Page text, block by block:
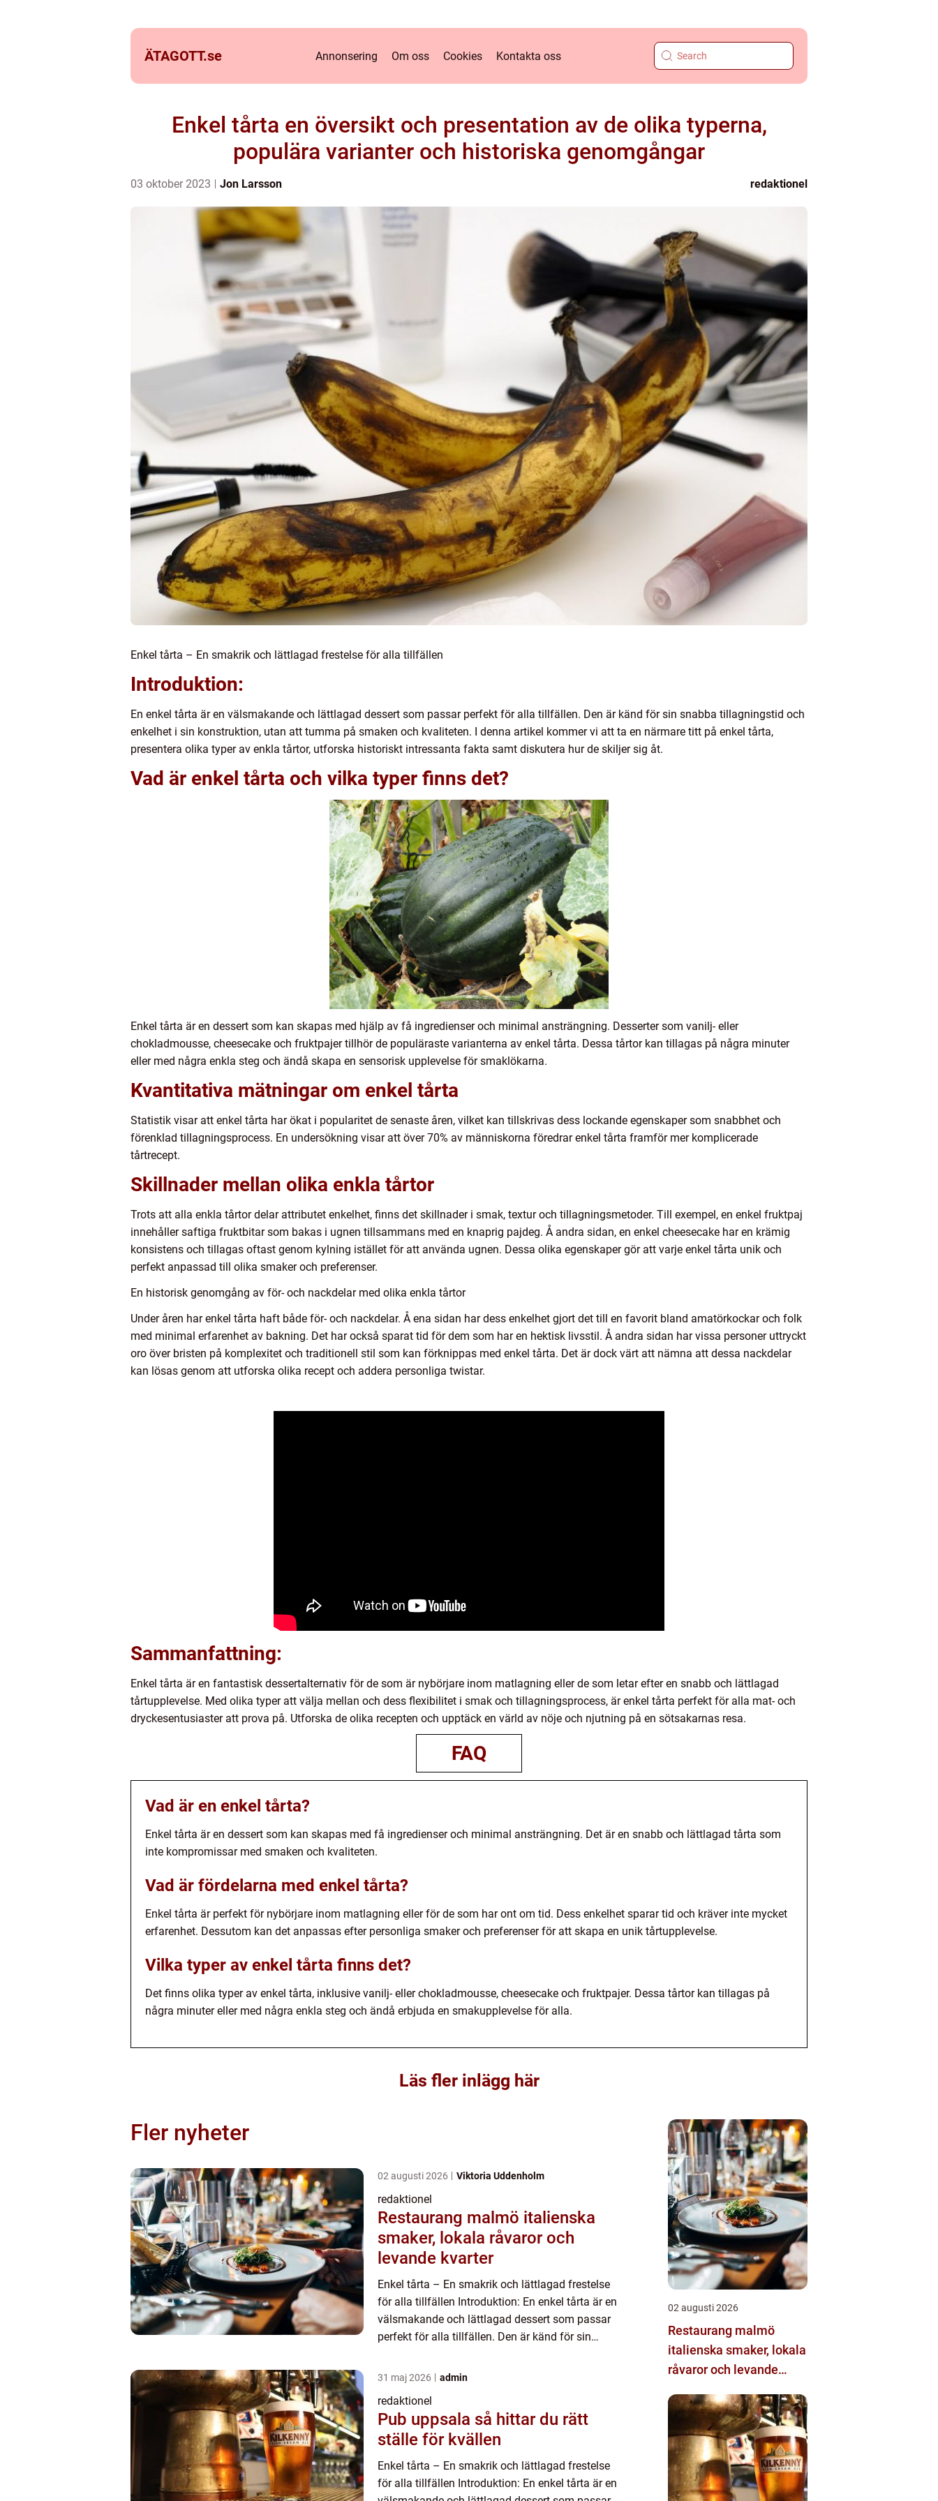
ÄTAGOTT.se Annonsering Om oss Cookies Kontakta oss
Enkel tårta en översikt och presentation av de olika typerna,
populära varianter och historiska genomgångar
03 oktober 2023 Jon Larsson redaktionel
Enkel tårta – En smakrik och lättlagad frestelse för alla tillfällen
Introduktion:
En enkel tårta är en välsmakande och lättlagad dessert som passar perfekt för alla tillfällen. Den är känd för sin snabba tillagningstid och
enkelhet i sin konstruktion, utan att tumma på smaken och kvaliteten. I denna artikel kommer vi att ta en närmare titt på enkel tårta,
presentera olika typer av enkla tårtor, utforska historiskt intressanta fakta samt diskutera hur de skiljer sig åt.
Vad är enkel tårta och vilka typer finns det?
Enkel tårta är en dessert som kan skapas med hjälp av få ingredienser och minimal ansträngning. Desserter som vanilj- eller
chokladmousse, cheesecake och fruktpajer tillhör de populäraste varianterna av enkel tårta. Dessa tårtor kan tillagas på några minuter
eller med några enkla steg och ändå skapa en sensorisk upplevelse för smaklökarna.
Kvantitativa mätningar om enkel tårta
Statistik visar att enkel tårta har ökat i popularitet de senaste åren, vilket kan tillskrivas dess lockande egenskaper som snabbhet och
förenklad tillagningsprocess. En undersökning visar att över 70% av människorna föredrar enkel tårta framför mer komplicerade
tårtrecept.
Skillnader mellan olika enkla tårtor
Trots att alla enkla tårtor delar attributet enkelhet, finns det skillnader i smak, textur och tillagningsmetoder. Till exempel, en enkel fruktpaj
innehåller saftiga fruktbitar som bakas i ugnen tillsammans med en knaprig pajdeg. Å andra sidan, en enkel cheesecake har en krämig
konsistens och tillagas oftast genom kylning istället för att använda ugnen. Dessa olika egenskaper gör att varje enkel tårta unik och
perfekt anpassad till olika smaker och preferenser.
En historisk genomgång av för- och nackdelar med olika enkla tårtor
Under åren har enkel tårta haft både för- och nackdelar. Å ena sidan har dess enkelhet gjort det till en favorit bland amatörkockar och folk
med minimal erfarenhet av bakning. Det har också sparat tid för dem som har en hektisk livsstil. Å andra sidan har vissa personer uttryckt
oro över bristen på komplexitet och traditionell stil som kan förknippas med enkel tårta. Det är dock värt att nämna att dessa nackdelar
kan lösas genom att utforska olika recept och addera personliga twistar.
Sammanfattning:
Enkel tårta är en fantastisk dessertalternativ för de som är nybörjare inom matlagning eller de som letar efter en snabb och lättlagad
tårtupplevelse. Med olika typer att välja mellan och dess flexibilitet i smak och tillagningsprocess, är enkel tårta perfekt för alla mat- och
dryckesentusiaster att prova på. Utforska de olika recepten och upptäck en värld av nöje och njutning på en sötsakarnas resa.
FAQ
Vad är en enkel tårta?
Enkel tårta är en dessert som kan skapas med få ingredienser och minimal ansträngning. Det är en snabb och lättlagad tårta som
inte kompromissar med smaken och kvaliteten.
Vad är fördelarna med enkel tårta?
Enkel tårta är perfekt för nybörjare inom matlagning eller för de som har ont om tid. Dess enkelhet sparar tid och kräver inte mycket
erfarenhet. Dessutom kan det anpassas efter personliga smaker och preferenser för att skapa en unik tårtupplevelse.
Vilka typer av enkel tårta finns det?
Det finns olika typer av enkel tårta, inklusive vanilj- eller chokladmousse, cheesecake och fruktpajer. Dessa tårtor kan tillagas på
några minuter eller med några enkla steg och ändå erbjuda en smakupplevelse för alla.
Läs fler inlägg här
Fler nyheter
02 augusti 2026 Viktoria Uddenholm
redaktionel
Restaurang malmö italienska
smaker, lokala råvaror och
levande kvarter
Enkel tårta – En smakrik och lättlagad frestelse
för alla tillfällen Introduktion: En enkel tårta är en
välsmakande och lättlagad dessert som passar
perfekt för alla tillfällen. Den är känd för sin
31 maj 2026 admin
redaktionel
Pub uppsala så hittar du rätt
ställe för kvällen
Enkel tårta – En smakrik och lättlagad frestelse
för alla tillfällen Introduktion: En enkel tårta är en
02 augusti 2026
Restaurang malmö
italienska smaker, lokala
råvaror och levande